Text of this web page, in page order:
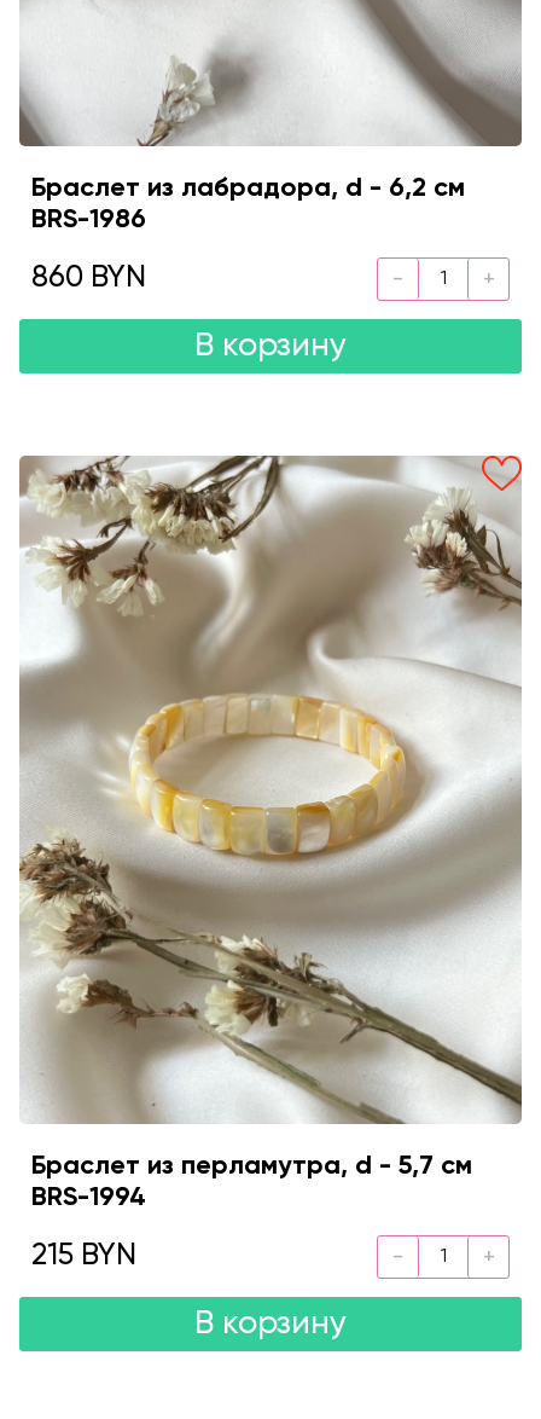
Браслет из лабрадора, d - 6,2 см
BRS-1986
860 BYN
В корзину
Браслет из перламутра, d - 5,7 см
BRS-1994
215 BYN
В корзину